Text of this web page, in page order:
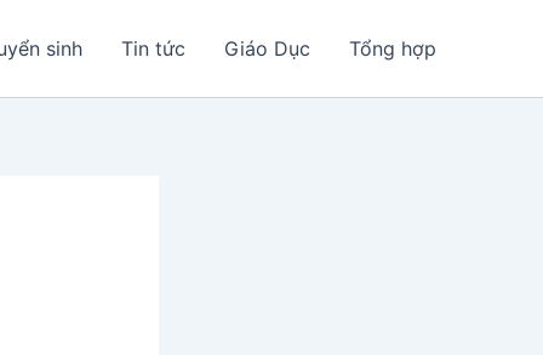
sinh Tin tức Giáo Dục Tổng hợp